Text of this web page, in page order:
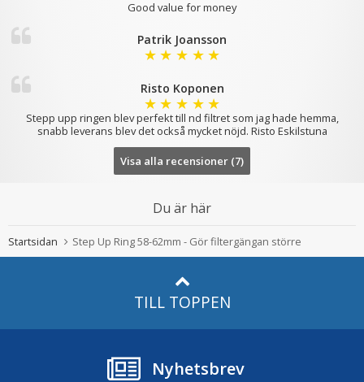
Good value for money
Patrik Joansson
★ ★★ ★ ★
Risto Koponen
★ ★ ★ ★ ★
Stepp upp ringen blev perfekt till nd filtret som jag hade hemma,
snabb leverans blev det också mycket nöjd. Risto Eskilstuna
Visa alla recensioner (7)
Du är här
Startsidan Step Up Ring 58-62mm - Gör filtergängan större
TILL TOPPEN
Nyhetsbrev